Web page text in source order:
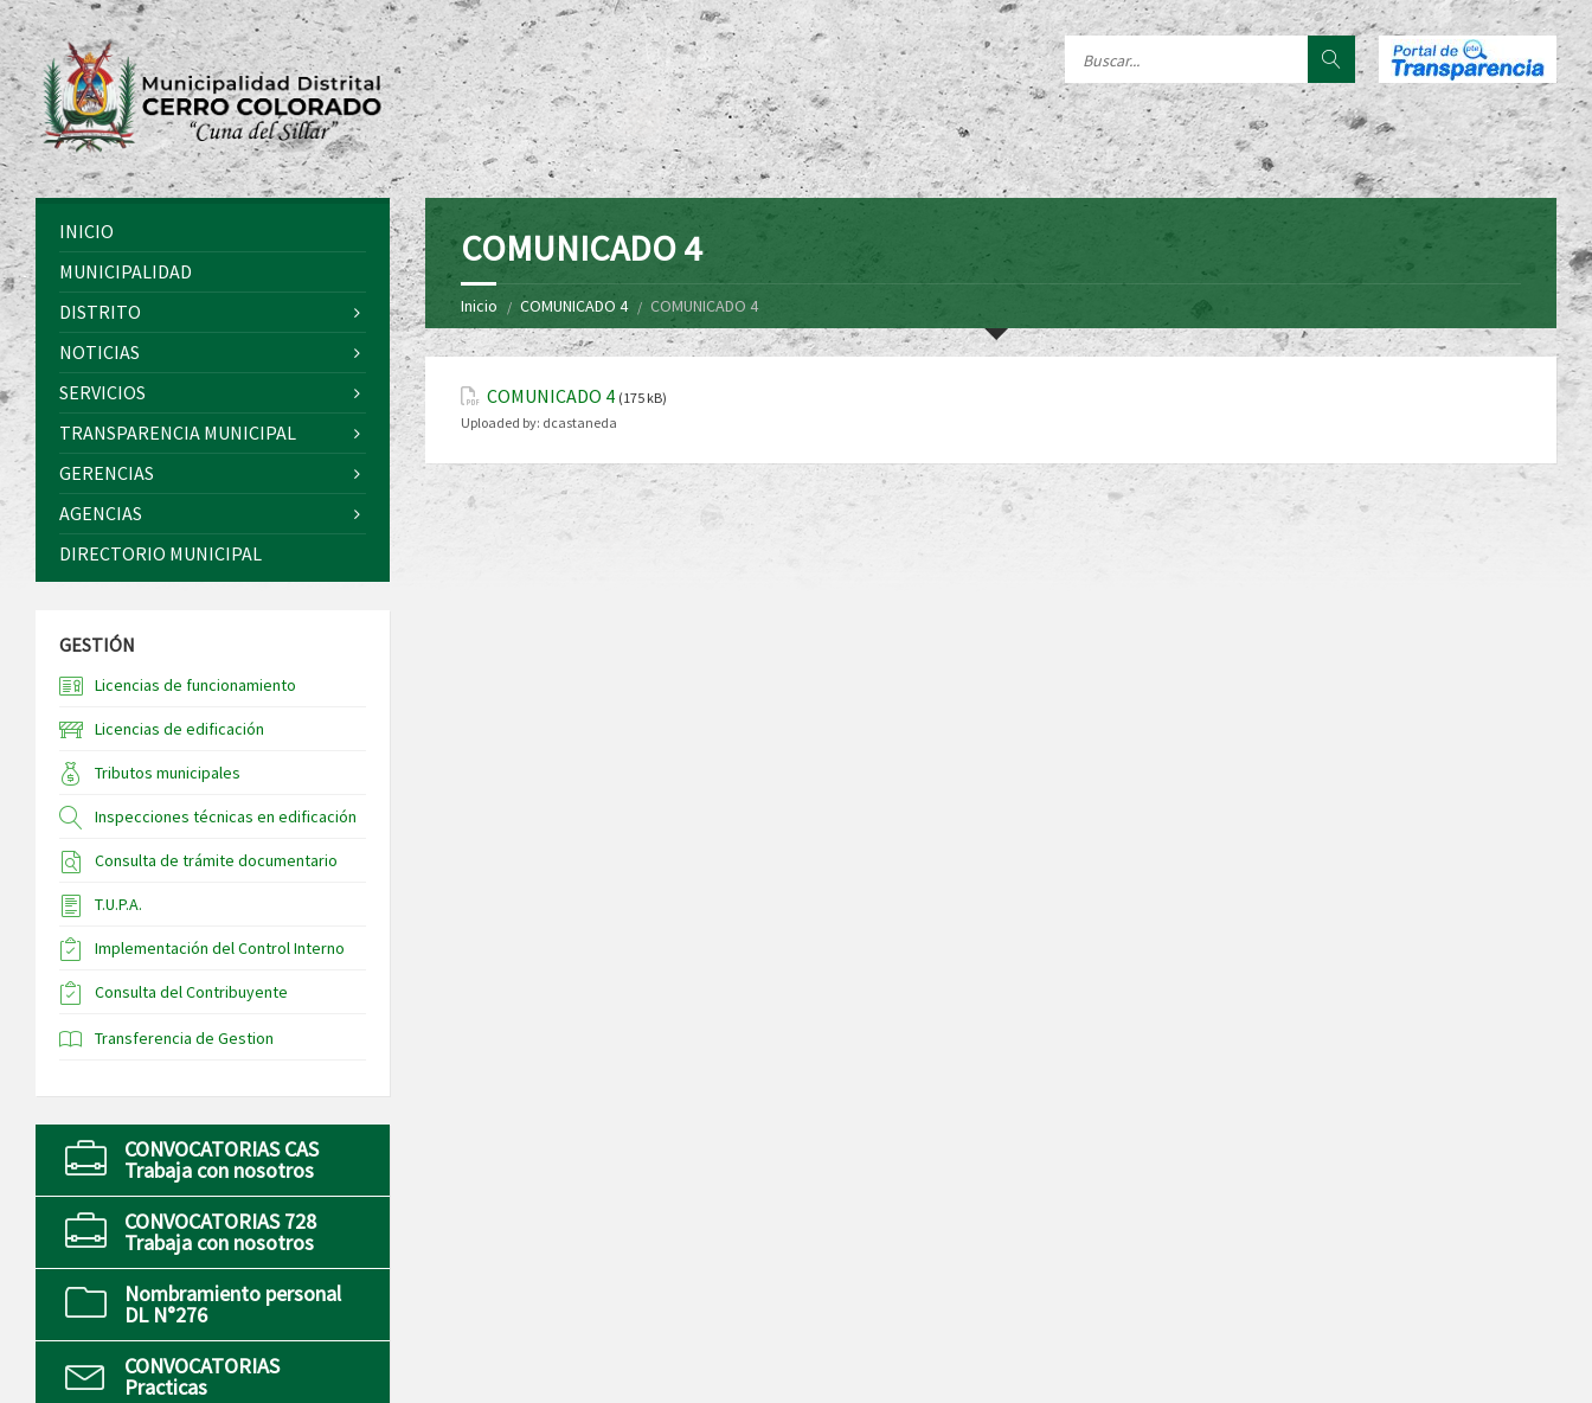
COMUNICADO 4
Inicio COMUNICADO 4 COMUNICADO 4
COMUNICADO 4 (175 kB)
Uploaded by: dcastaneda
INICIO
MUNICIPALIDAD
DISTRITO
NOTICIAS
SERVICIOS
TRANSPARENCIA MUNICIPAL
GERENCIAS
AGENCIAS
DIRECTORIO MUNICIPAL
GESTIÓN
Licencias de funcionamiento
Licencias de edificación
Tributos municipales
Inspecciones técnicas en edificación
Consulta de trámite documentario
T.U.P.A.
Implementación del Control Interno
Consulta del Contribuyente
Transferencia de Gestion
CONVOCATORIAS CAS
Trabaja con nosotros
CONVOCATORIAS 728
Trabaja con nosotros
Nombramiento personal
DL N°276
CONVOCATORIAS
Practicas